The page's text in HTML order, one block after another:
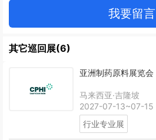
我要留言
其它巡回展(6)
马来西亚·吉隆坡
2027-07-13~07-15
行业专业展